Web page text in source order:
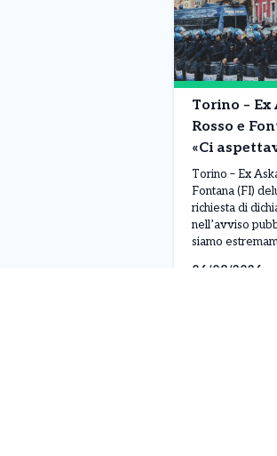
Torino –
Rosso e
«Ci
nell’avviso
Torino – Ex
Fontana (FI)
richiesta di
nell’avviso
siamo
06/08/2026